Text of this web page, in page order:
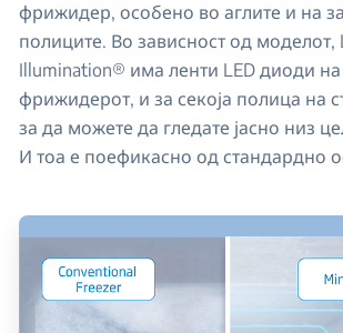
фрижидер, особено во аглите и на
полиците. Во зависност од моделот,
Illumination® има ленти LED диоди
фрижидерот, и за секоја полица на
за да можете да гледате јасно низ
И тоа е поефикасно од стандардно